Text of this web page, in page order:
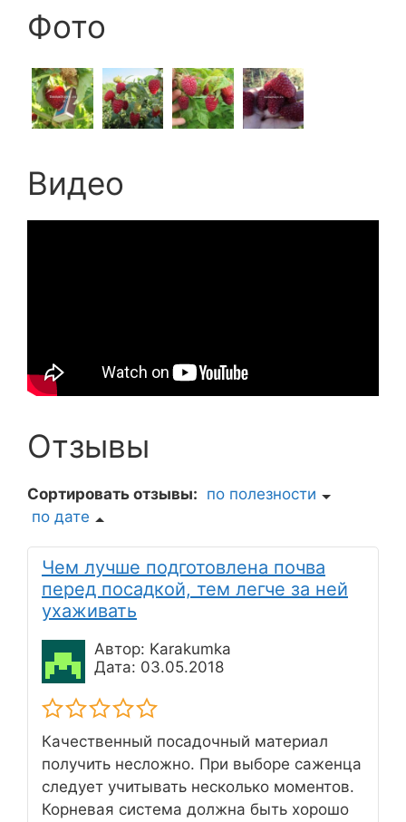
Фото
Видео
Отзывы
Сортировать отзывы: по полезности
по дате
Чем лучше подготовлена почва
перед посадкой, тем легче за ней
ухаживать
Автор: Karakumka
Дата: 03.05.2018
Качественный посадочный материал
получить несложно. При выборе саженца
следует учитывать несколько моментов.
Корневая система должна быть хорошо